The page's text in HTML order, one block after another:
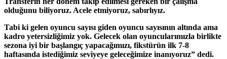
olduğunu biliyoruz. Acele etmiyoruz, sabırlıyız.
Tabi ki gelen oyuncu sayısı giden oyuncu sayısının altında ama
kadro yetersizliğimiz yok. Gelecek olan oyuncularımızla birlikte
sezona iyi bir başlangıç yapacağımızı, fikstürün ilk 7-8
haftasında istediğimiz seviyeye geleceğimize inanıyoruz” dedi.